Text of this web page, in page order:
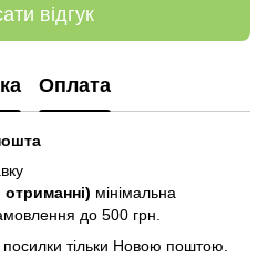
відгук
Оплата
мінімальна
до 500 грн.
тільки Новою поштою.